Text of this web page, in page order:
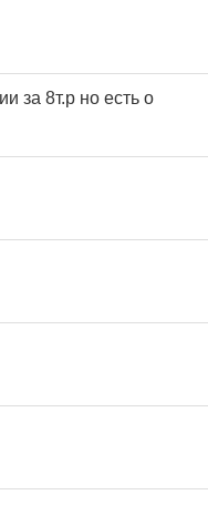
за 8т.р но есть о